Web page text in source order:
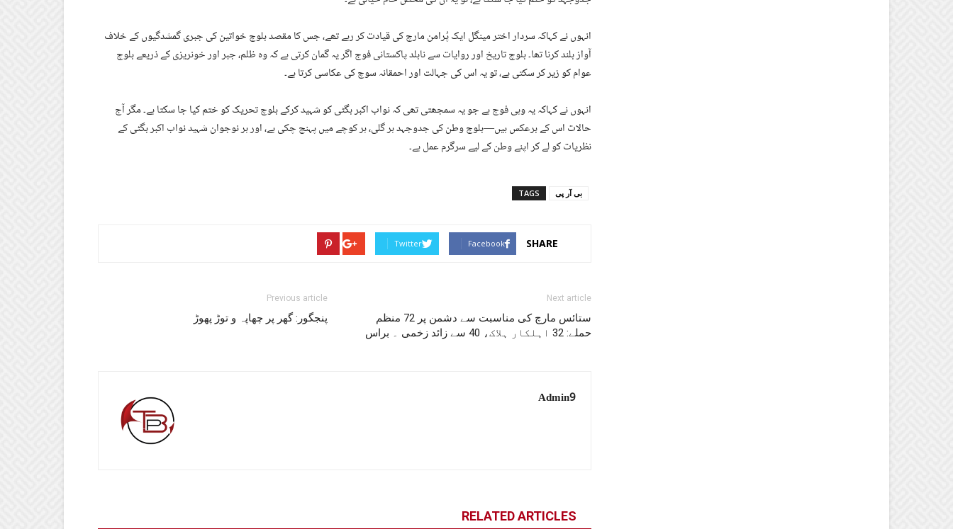
انہوں نے کہاکہ سردار اختر مینگل ایک پُرامن مارچ کی قیادت کر رہے تھے، جس کا مقصد بلوچ خواتین کی جبری گمشدگیوں کے خلاف
آواز بلند کرنا تھا۔ بلوچ تاریخ اور روایات سے نابلد پاکستانی فوج اگر یہ گمان کرتی ہے کہ وہ ظلم، جبر اور خونریزی کے ذریعے بلوچ
عوام کو زیر کر سکتی ہے، تو یہ اس کی جہالت اور احمقانہ سوچ کی عکاسی کرتا ہے۔
انہوں نے کہاکہ یہ وہی فوج ہے جو یہ سمجھتی تھی کہ نواب اکبر بگٹی کو شہید کرکے بلوچ تحریک کو ختم کیا جا سکتا ہے۔ مگر آج
حالات اس کے برعکس ہیں—بلوچ وطن کی جدوجہد ہر گلی، ہر کوچے میں پہنچ چکی ہے، اور ہر نوجوان شہید نواب اکبر بگٹی کے
نظریات کو لے کر اپنے وطن کے لیے سرگرم عمل ہے۔
TAGS بی آر پی
SHARE
Facebook
Twitter
Previous article
پنجگور: گھر پر چھاپہ و توڑ پھوڑ
Next article
ستائس مارچ کی مناسبت سے دشمن پر 72 منظم
حملے: 32 اہلکار ہلاک، 40 سے زائد زخمی ۔ براس
Admin9
RELATED ARTICLES